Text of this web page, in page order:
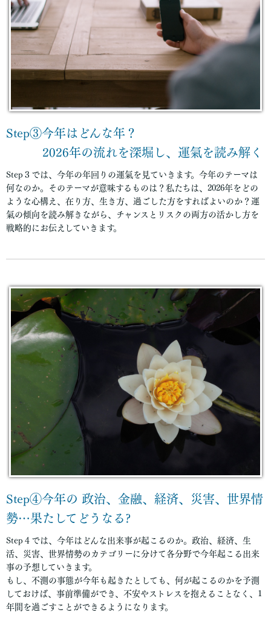
Step③今年はどんな年？
2026年の流れを深堀し、運氣を読み解く
Step３では、今年の年回りの運氣を見ていきます。今年のテーマは
何なのか。そのテーマが意味するものは？私たちは、2026年をどの
ような心構え、在り方、生き方、過ごした方をすればよいのか？運
氣の傾向を読み解きながら、チャンスとリスクの両方の活かし方を
戦略的にお伝えしていきます。
Step④今年の 政治、金融、経済、 災害、世界情
勢…果たしてどうなる?
Step４では、今年はどんな出来事が起こるのか。政治、経済、生
活、災害、世界情勢のカテゴリーに分けて各分野で今年起こる出来
事の予想していきます。
もし、不測の事態が今年も起きたとしても、何が起こるのかを予測
しておけば、事前準備ができ、不安やストレスを抱えることなく、1
年間を過ごすことができるようになります。